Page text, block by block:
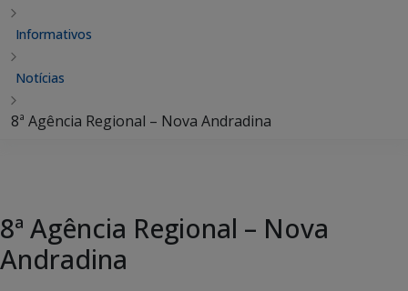
Informativos
Notícias
8ª Agência Regional – Nova Andradina
8ª Agência Regional – Nova
Andradina